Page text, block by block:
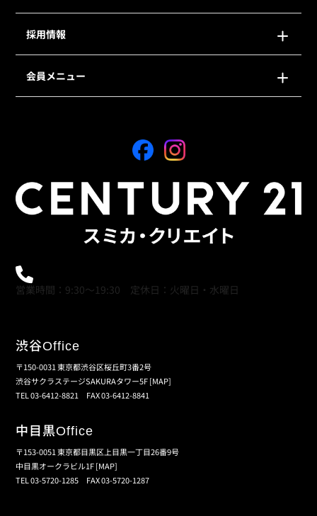
採用情報
会員メニュー
営業時間：9:30～19:30 定休日：火曜日・水曜日
渋谷Office
〒150-0031 東京都渋谷区桜丘町3番2号
渋谷サクラステージSAKURAタワー5F[MAP]
TEL 03-6412-8821 FAX 03-6412-8841
中目黒Office
〒153-0051 東京都目黒区上目黒一丁目26番9号
中目黒オークラビル1F[MAP]
TEL 03-5720-1285 FAX 03-5720-1287